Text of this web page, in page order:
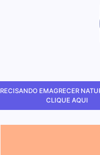
EMAGRECER
CLIQUE AQUI